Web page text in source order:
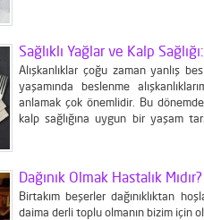
Sağlıklı Yağlar ve Kalp
Alışkanlıklar çoğu zaman yanlış
yaşamında beslenme
anlamak çok önemlidir. Bu dönemde
kalp sağlığına uygun bir yaşam
Dağınık Olmak Hastalık Mıdır?
Birtakım beşerler dağınıklıktan
daima derli toplu olmanın bizim için